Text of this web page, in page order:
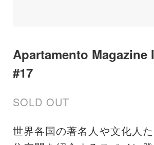
Apartamento Magazine
#17
SOLD OUT
世界各国の著名人や文化人